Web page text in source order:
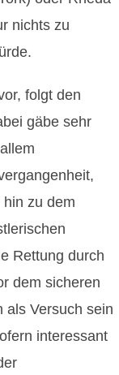
nichts zu
folgt den
gäbe sehr
zu dem
Rettung durch
dem sicheren
als Versuch sein
interessant